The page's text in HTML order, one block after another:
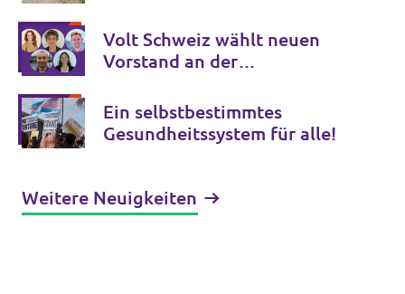
Volt Schweiz wählt neuen
Vorstand an der
Basel
Ein selbstbestimmtes
Gesundheitssystem für alle!
Weitere Neuigkeiten